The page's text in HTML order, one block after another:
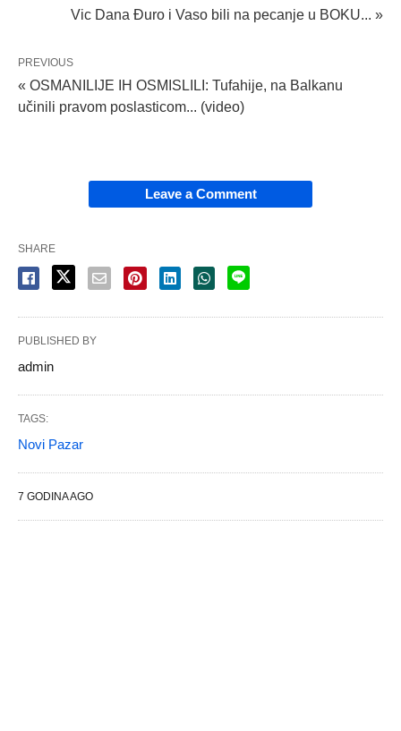
Vic Dana Đuro i Vaso bili na pecanje u BOKU... »
PREVIOUS
« OSMANILIJE IH OSMISLILI: Tufahije, na Balkanu
učinili pravom poslasticom... (video)
Leave a Comment
SHARE
PUBLISHED BY
admin
TAGS:
Novi Pazar
7 GODINA AGO